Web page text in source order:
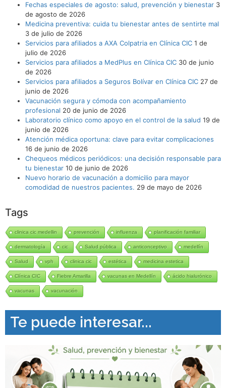
Fechas especiales de agosto: salud, prevención y bienestar 3
de agosto de 2026
Medicina preventiva: cuida tu bienestar antes de sentirte mal
3 de julio de 2026
Servicios para afiliados a AXA Colpatria en Clínica CIC 1 de
julio de 2026
Servicios para afiliados a MedPlus en Clínica CIC 30 de junio
de 2026
Servicios para afiliados a Seguros Bolívar en Clínica CIC 27 de
junio de 2026
Vacunación segura y cómoda con acompañamiento
profesional 20 de junio de 2026
Laboratorio clínico como apoyo en el control de la salud 19 de
junio de 2026
Atención médica oportuna: clave para evitar complicaciones
16 de junio de 2026
Chequeos médicos periódicos: una decisión responsable para
tu bienestar 10 de junio de 2026
Nuevo horario de vacunación a domicilio para mayor
comodidad de nuestros pacientes. 29 de mayo de 2026
Tags
clinica cic medellin prevención influenza planificación familiar
dermatología cic Salud pública anticonceptivo medellín
Salud vph clinica cic estética medicina estetica
Clínica CIC Fiebre Amarilla vacunas en Medellín ácido hialurónico
vacunas vacunación
Te puede interesar...